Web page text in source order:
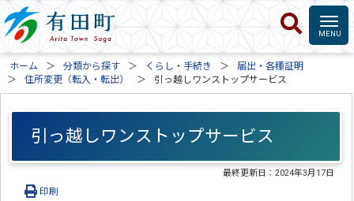
ホーム 分類から探す くらし・手続き
届出・各種証明
住所変更（転入・転出）
引っ越しワンストップサービス
引っ越しワンストップサービス
最終更新日：2024年3月17日
印刷